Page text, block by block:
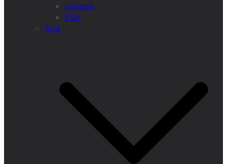
Canadá
EUA
Ásia